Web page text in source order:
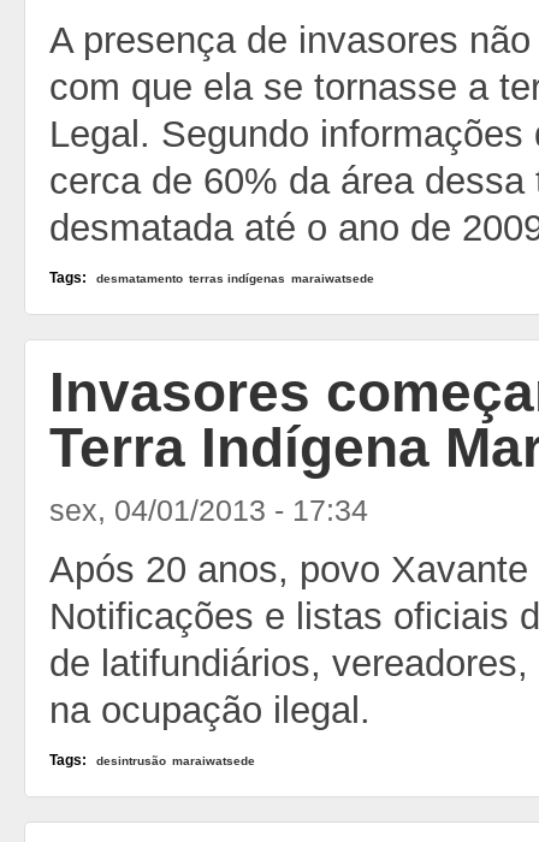
A presença de invasores
com que ela se tornasse a
Legal. Segundo
cerca de 60% da área
desmatada até o ano de
Tags: desmatamento terras indígenas maraiwatsede
Invasores
Terra Indígena
sex, 04/01/2013 - 17:34
Após 20 anos, povo
Notificações e listas oficiais
de latifundiários,
na ocupação ilegal.
Tags: desintrusão maraiwatsede